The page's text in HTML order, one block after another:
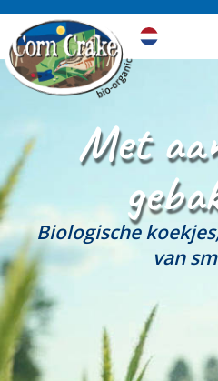
Met
Biologische
van